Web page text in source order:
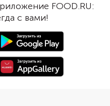
FOOD.RU:
с вами!